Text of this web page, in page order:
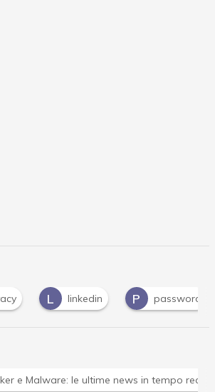
P password P phishing P
e Malware: le ultime news in tempo